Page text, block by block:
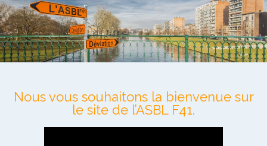
Nous vous souhaitons la bienvenue sur
le site de l’ASBL F41.